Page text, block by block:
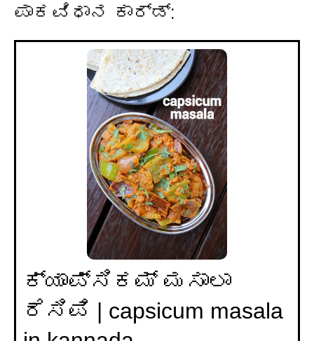
ಪಾಕವಿಧಾನ ಕಾರ್ಡ್:
ಕ್ಯಾಪ್ಸಿಕಮ್ ಮಸಾಲಾ
ರೆಸಿಪಿ | capsicum masala